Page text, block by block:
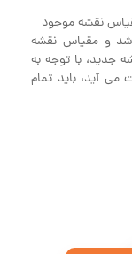
نقشه موجود
مثال اگر مقیاس نقشه موجود 1:200 باشد و مقیاس نقشه
جدید، با توجه به
می آید، باید تمام